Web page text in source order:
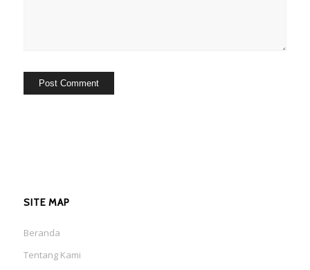
SITE MAP
Beranda
Tentang Kami